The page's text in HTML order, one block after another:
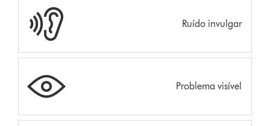
Ruído invulgar
Problema visível